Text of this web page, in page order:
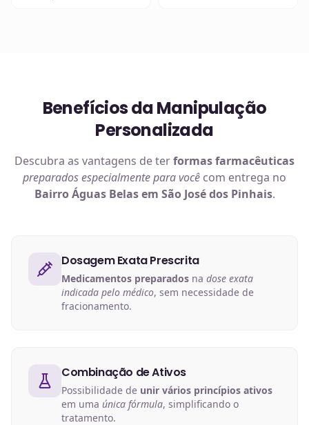
Benefícios da Manipulação
Personalizada
Descubra as vantagens de terformas farmacêuticas
preparados especialmente para você com entrega no
Bairro Águas Belas em São José dos Pinhais.
Dosagem Exata Prescrita
Medicamentos preparados na dose exata
indicada pelo médico, sem necessidade de
fracionamento.
Combinação de Ativos
Possibilidade de unir vários princípios ativos
em uma única fórmula, simplificando o
tratamento.